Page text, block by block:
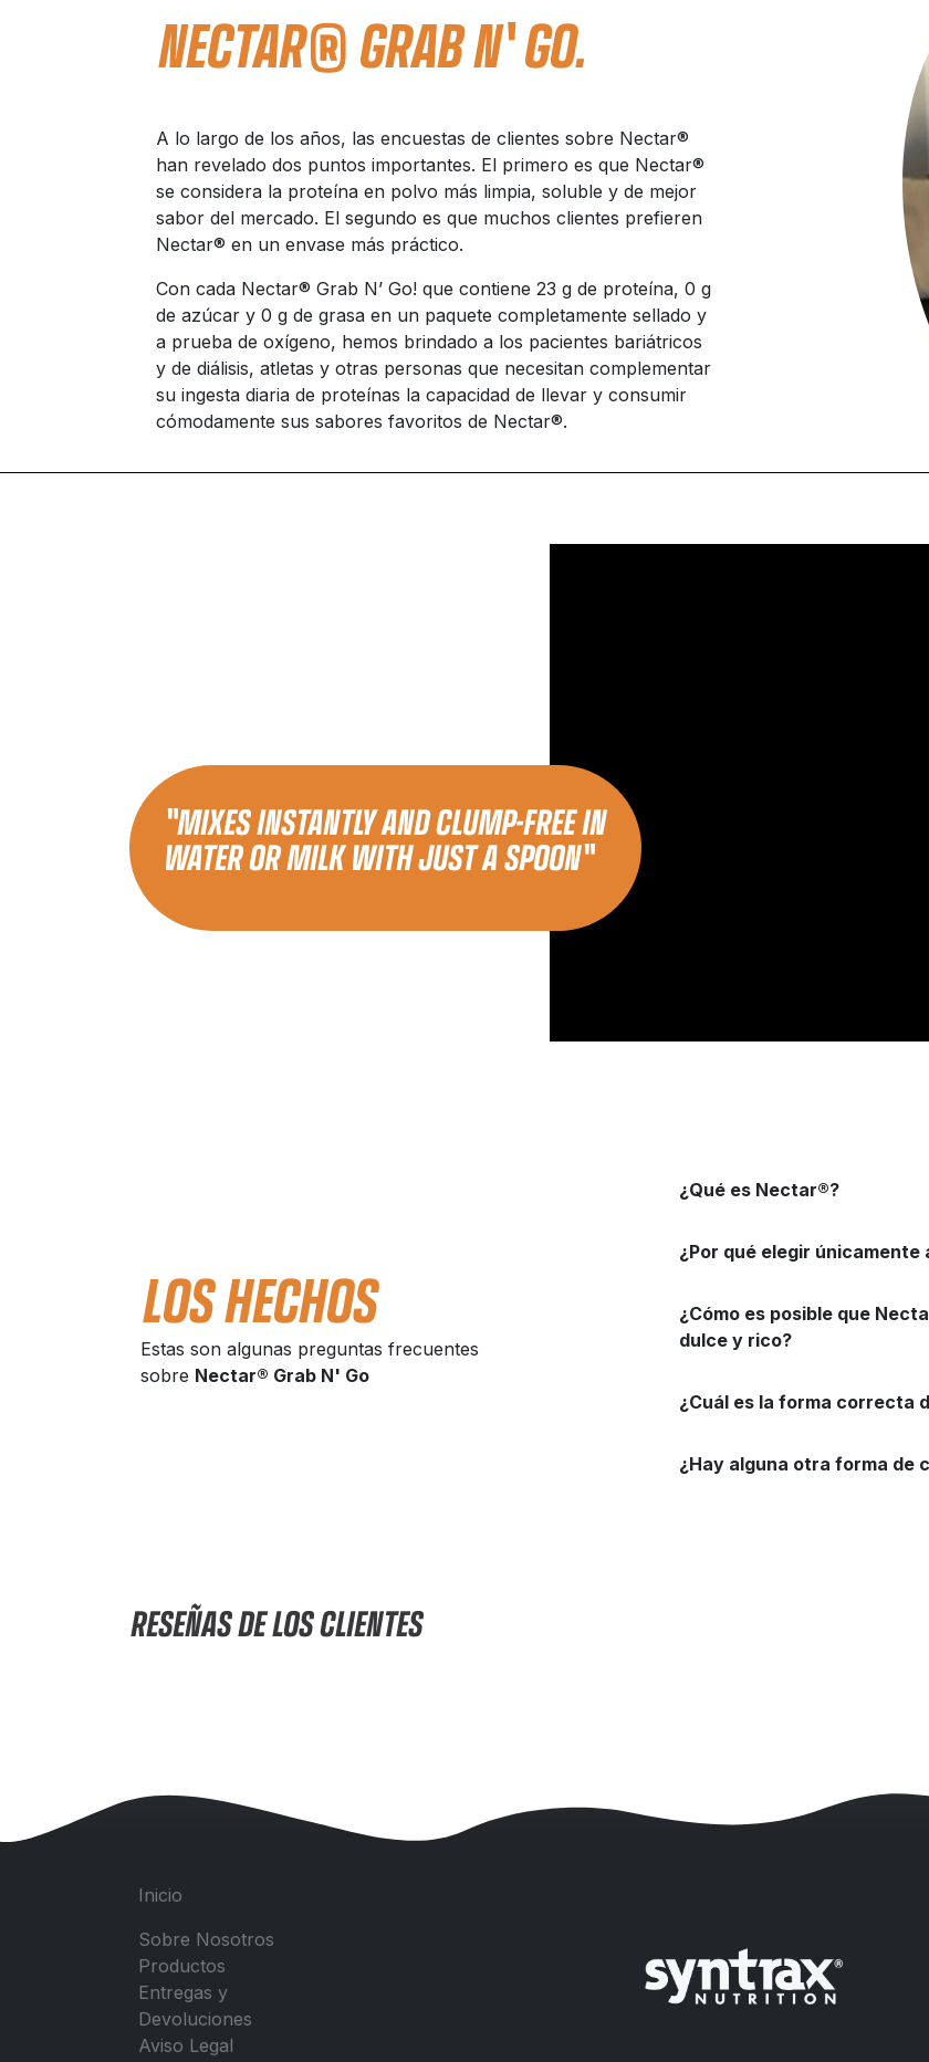
NECTAR® GRAB N' GO.
A lo largo de los años, las encuestas de clientes sobre Nectar®
han revelado dos puntos importantes. El primero es que Nectar®
se considera la proteína en polvo más limpia, soluble y de mejor
sabor del mercado. El segundo es que muchos clientes prefieren
Nectar® en un envase más práctico.
Con cada Nectar® Grab N’ Go! que contiene 23 g de proteína, 0 g
de azúcar y 0 g de grasa en un paquete completamente sellado y
a prueba de oxígeno, hemos brindado a los pacientes bariátricos
y de diálisis, atletas y otras personas que necesitan complementar
su ingesta diaria de proteínas la capacidad de llevar y consumir
cómodamente sus sabores favoritos de Nectar®.
"MIXES INSTANTLY AND CLUMP-FREE IN
WATER OR MILK WITH JUST A SPOON"
¿Qué es Nectar®?
¿Por qué elegir
¿Cómo es posible que
dulce y rico?
¿Cuál es la forma correcta
¿Hay alguna otra forma de
LOS HECHOS
Estas son algunas preguntas frecuentes
sobre Nectar® Grab N' Go
RESEÑAS DE LOS CLIENTES
Inicio
Sobre Nosotros
Productos
Entregas y
Devoluciones
Aviso Legal